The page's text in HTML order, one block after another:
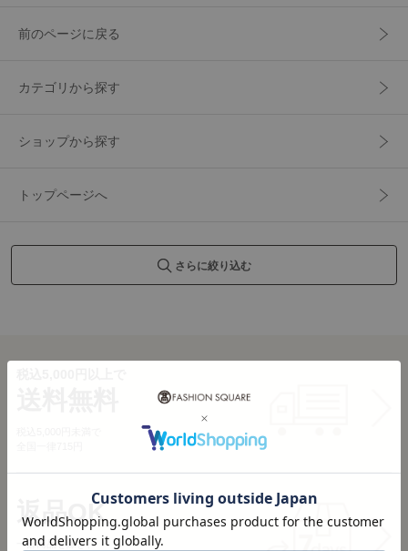
前のページに戻る
カテゴリから探す
ショップから探す
トップページへ
さらに絞り込む
返品OK
一部商品を除き、